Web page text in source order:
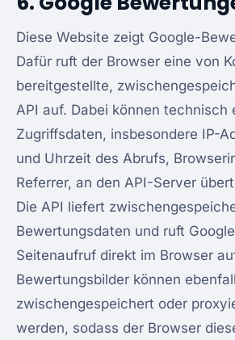
Diese Website zeigt Google-
Dafür ruft der Browser eine von
bereitgestellte,
API auf. Dabei können technisch
Zugriffsdaten, insbesondere IP-
und Uhrzeit des Abrufs,
Referrer, an den API-Server
Die API liefert
Bewertungsdaten und ruft
Seitenaufruf direkt im Browser
Bewertungsbilder können
zwischengespeichert oder
werden, sodass der Browser